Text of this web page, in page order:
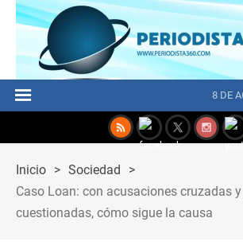
8 DE
Inicio > Sociedad
>
Caso Loan: con acusaciones cruzadas
cuestionadas, cómo sigue la causa